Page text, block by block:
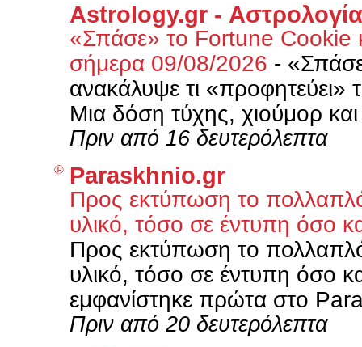
Astrology.gr - Αστρολογία
«Σπάσε» το Fortune Cookie
σήμερα 09/08/2026 -
ανακάλυψε τι
Μια δόση τύχης, χιούμορ
Πριν από 16 δευτερόλεπτα
Paraskhnio.gr
Προς εκτύπωση το πολλαπλό
υλικό, τόσο σε έντυπη όσο
Προς εκτύπωση το πολλαπλό
υλικό, τόσο σε έντυπη όσο
εμφανίστηκε πρώτα στο
Πριν από 20 δευτερόλεπτα